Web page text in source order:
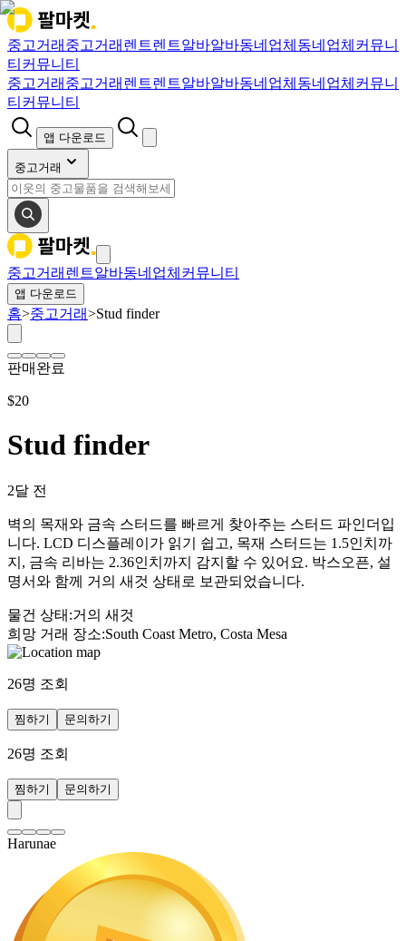
중고거래 중고거래 렌트렌트알바알바동네업체 동네업체 커뮤니
티 커뮤니티
중고거래 중고거래 렌트렌트알바알바동네업체 동네업체 커뮤니
티 커뮤니티
앱 다운로드
중고거래
중고거래 렌트알바동네업체 커뮤니티
앱 다운로드
홈>중고거래>Stud finder
판매완료
$20
Stud finder
2달 전
벽의 목재와 금속 스터드를 빠르게 찾아주는 스터드 파인더입
니다. LCD 디스플레이가 읽기 쉽고, 목재 스터드는 1.5인치까
지, 금속 리바는 2.36인치까지 감지할 수 있어요. 박스오픈, 설
명서와 함께 거의 새것 상태로 보관되었습니다.
물건 상태 :거의 새것
희망 거래 장소:South Coast Metro, Costa Mesa
26명 조회
찜하기 문의하기
26명 조회
찜하기 문의하기
Harunae